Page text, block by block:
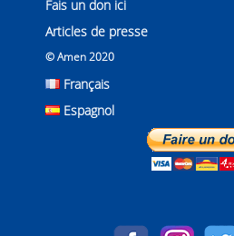
Fais un don ici
Articles de presse
© Amen 2020
Français
Espagnol